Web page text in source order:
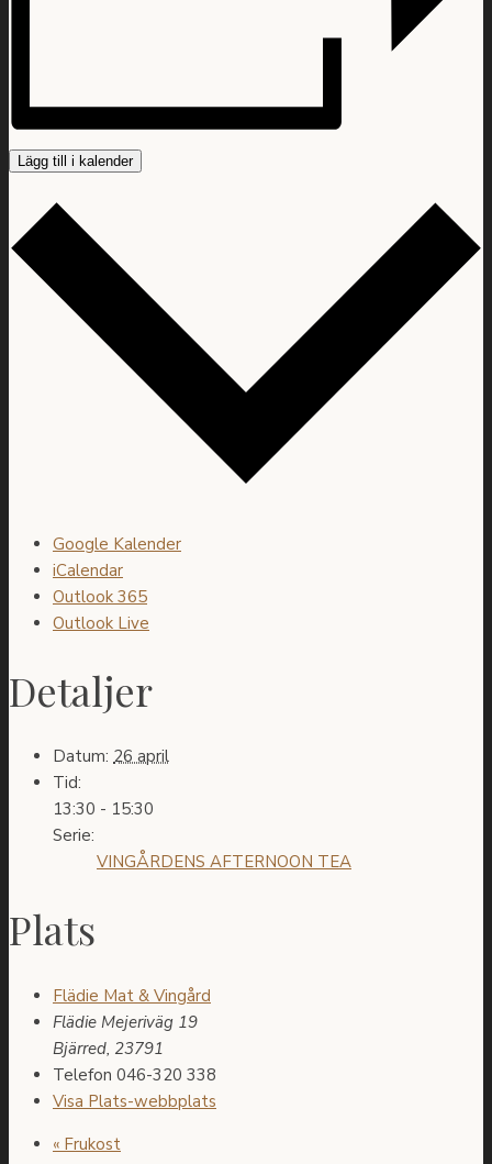
Lägg till i kalender
Google Kalender
iCalendar
Outlook 365
Outlook Live
Detaljer
Datum: 26 april
Tid:
13:30 - 15:30
Serie:
VINGÅRDENS AFTERNOON TEA
Plats
Flädie Mat & Vingård
Flädie Mejeriväg 19
Bjärred, 23791
Telefon 046-320 338
Visa Plats-webbplats
« Frukost